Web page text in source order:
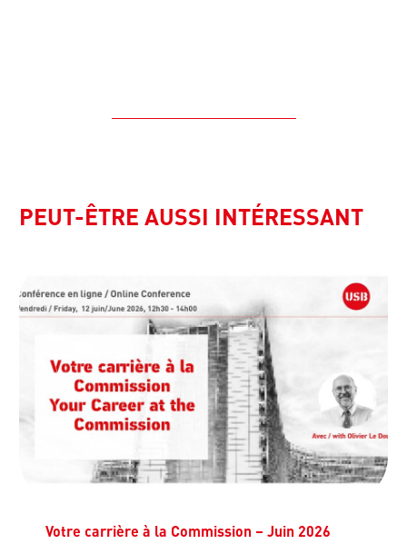
PEUT-ÊTRE AUSSI INTÉRESSANT
Votre carrière à la Commission – Juin 2026